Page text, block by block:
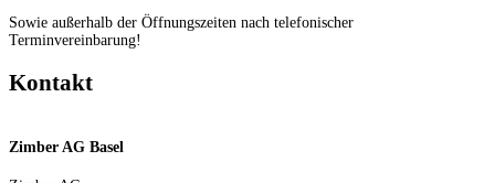
Sowie außerhalb der Öffnungszeiten nach telefonischer
Terminvereinbarung!
Kontakt
Zimber AG Basel